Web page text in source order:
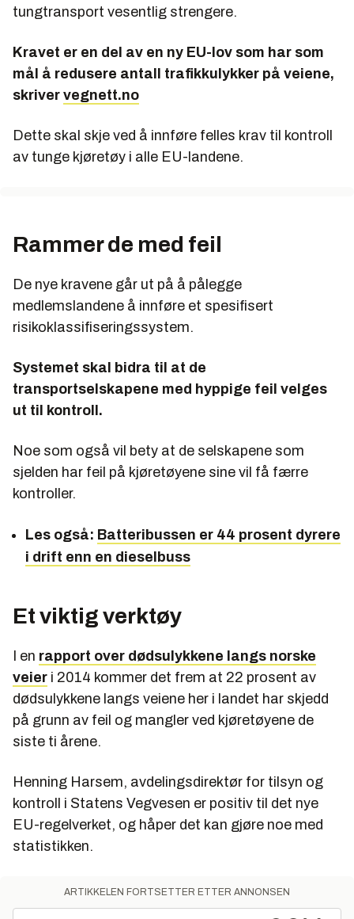
tungtransport vesentlig strengere.
Kravet er en del av en ny EU-lov som har som
mål å redusere antall trafikkulykker på veiene,
skriver vegnett.no
Dette skal skje ved å innføre felles krav til kontroll
av tunge kjøretøy i alle EU-landene.
Rammer de med feil
De nye kravene går ut på å pålegge
medlemslandene å innføre et spesifisert
risikoklassifiseringssystem.
Systemet skal bidra til at de
transportselskapene med hyppige feil velges
ut til kontroll.
Noe som også vil bety at de selskapene som
sjelden har feil på kjøretøyene sine vil få færre
kontroller.
Les også: Batteribussen er 44 prosent dyrere
i drift enn en dieselbuss
Et viktig verktøy
I en rapport over dødsulykkene langs norske
veier i 2014 kommer det frem at 22 prosent av
dødsulykkene langs veiene her i landet har skjedd
på grunn av feil og mangler ved kjøretøyene de
siste ti årene.
Henning Harsem, avdelingsdirektør for tilsyn og
kontroll i Statens Vegvesen er positiv til det nye
EU-regelverket, og håper det kan gjøre noe med
statistikken.
ARTIKKELEN FORTSETTER ETTER ANNONSEN